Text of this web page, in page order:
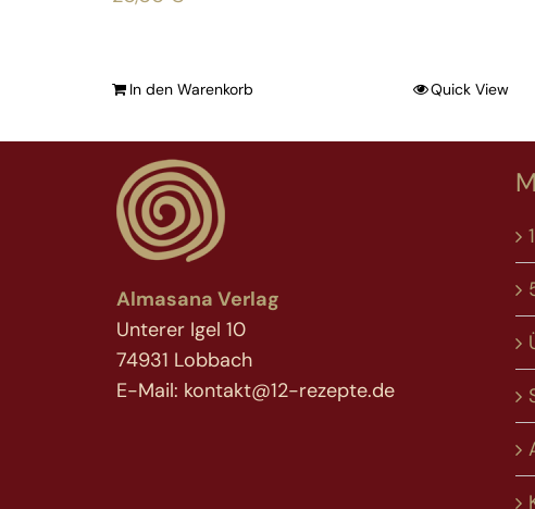
In den Warenkorb Quick View
Almasana Verlag
Unterer Igel 10
74931 Lobbach
E-Mail: kontakt@12-rezepte.de